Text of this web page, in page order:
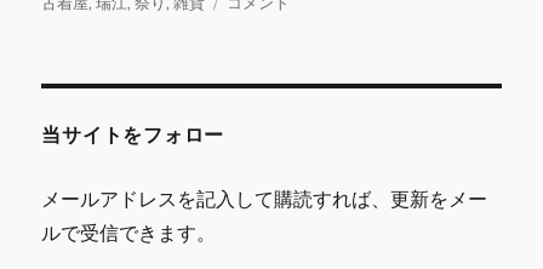
o
k
催
当サイトをフォロー
メールアドレスを記入して購読すれば、更新をメー
ルで受信できます。